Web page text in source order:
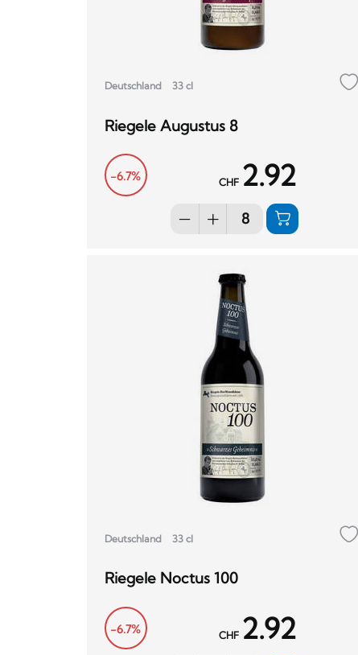
Deutschland 33 cl
Riegele Augustus 8
-6.7% CHF 2.92
Deutschland 33 cl
Riegele Noctus 100
-6.7% CHF 2.92